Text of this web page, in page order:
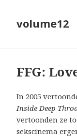
volume12
FFG:
In 2005
Inside Deep
vertoonden ze
sekscinema